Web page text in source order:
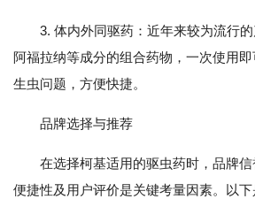
3. 体内外同驱药：近年来较为流行的
阿福拉纳等成分的组合药物，一次使用
生虫问题，方便快捷。
品牌选择与推荐
在选择柯基适用的驱虫药时，品牌
便捷性及用户评价是关键考量因素。以